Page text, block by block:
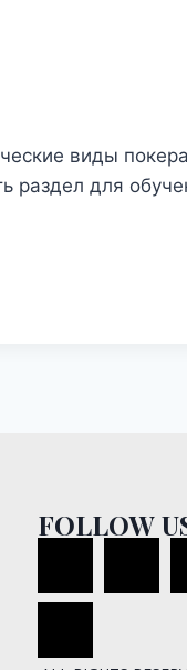
виды
раздел для
FOLLOW